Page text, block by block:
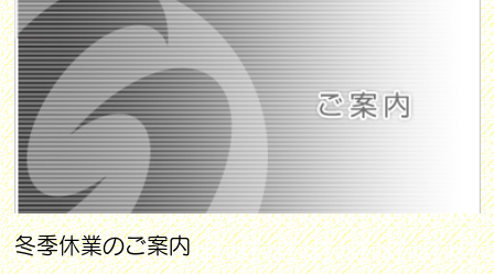
冬季休業のご案内